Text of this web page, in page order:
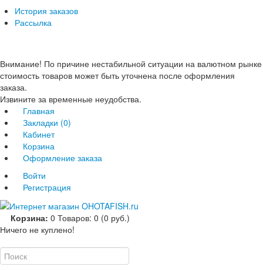
История заказов
Рассылка
Внимание! По причине нестабильной ситуации на валютном рынке
стоимость товаров может быть уточнена после оформления
заказа.
Извините за временные неудобства.
Главная
Закладки (0)
Кабинет
Корзина
Оформление заказа
Войти
Регистрация
Корзина: 0 Товаров: 0 (0 руб.)
Ничего не куплено!